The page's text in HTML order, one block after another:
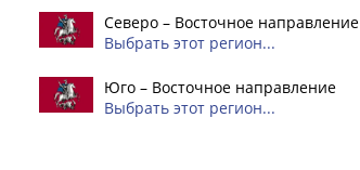
Северо – Восточное направление
Выбрать этот регион...
Юго – Восточное направление
Выбрать этот регион...